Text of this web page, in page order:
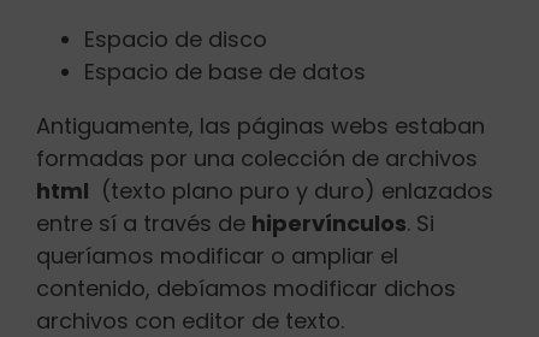
Espacio de disco
Espacio de base de datos
Antiguamente, las páginas webs estaban
formadas por una colección de archivos
html (texto plano puro y duro) enlazados
entre sí a través de hipervínculos. Si
queríamos modificar o ampliar el
contenido, debíamos modificar dichos
archivos con editor de texto.